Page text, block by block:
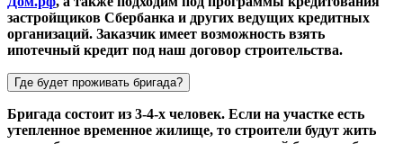
застройщиков Сбербанка и других ведущих кредитных
организаций. Заказчик имеет возможность взять
ипотечный кредит под наш договор строительства.
Где будет проживать бригада?
Бригада состоит из 3-4-х человек. Если на участке есть
утепленное временное жилище, то строители будут жить